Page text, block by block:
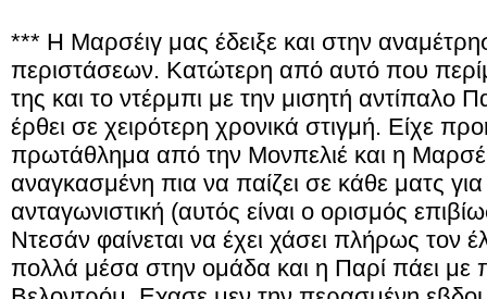
*** Η Μαρσέιγ μας έδειξε και στην
περιστάσεων. Κατώτερη από αυτό που
της και το ντέρμπι με την μισητή
έρθει σε χειρότερη χρονικά στιγμή. Είχε
πρωτάθλημα από την Μονπελιέ και η
αναγκασμένη πια να παίζει σε κάθε ματς
ανταγωνιστική (αυτός είναι ο ορισμός
Ντεσάν φαίνεται να έχει χάσει πλήρως τον
πολλά μέσα στην ομάδα και η Παρί πάει με